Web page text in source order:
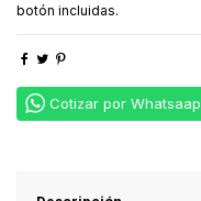
botón incluidas.
Cotizar por Whatsaap